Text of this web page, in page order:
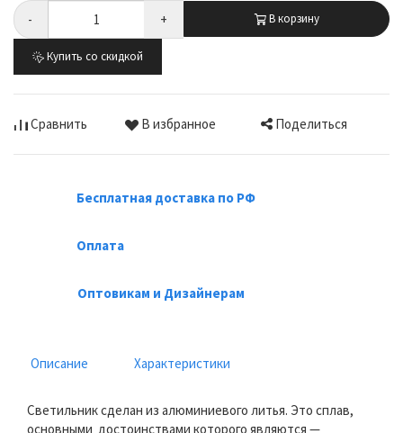
-
+ В корзину
Купить со скидкой
Сравнить В избранное Поделиться
Бесплатная доставка по РФ
Оплата
Оптовикам и Дизайнерам
Описание Характеристики
Светильник сделан из алюминиевого литья. Это сплав,
основными достоинствами которого являются —